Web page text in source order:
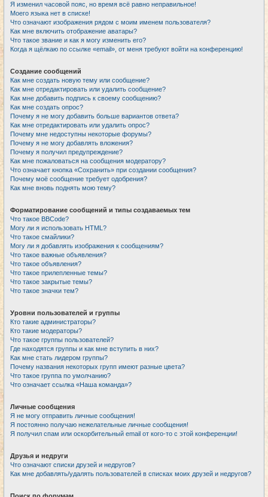
Я изменил часовой пояс, но время всё равно неправильное!
Моего языка нет в списке!
Что означают изображения рядом с моим именем пользователя?
Как мне включить отображение аватары?
Что такое звание и как я могу изменить его?
Когда я щёлкаю по ссылке «email», от меня требуют войти на конференцию!
Создание сообщений
Как мне создать новую тему или сообщение?
Как мне отредактировать или удалить сообщение?
Как мне добавить подпись к своему сообщению?
Как мне создать опрос?
Почему я не могу добавить больше вариантов ответа?
Как мне отредактировать или удалить опрос?
Почему мне недоступны некоторые форумы?
Почему я не могу добавлять вложения?
Почему я получил предупреждение?
Как мне пожаловаться на сообщения модератору?
Что означает кнопка «Сохранить» при создании сообщения?
Почему моё сообщение требует одобрения?
Как мне вновь поднять мою тему?
Форматирование сообщений и типы создаваемых тем
Что такое BBCode?
Могу ли я использовать HTML?
Что такое смайлики?
Могу ли я добавлять изображения к сообщениям?
Что такое важные объявления?
Что такое объявления?
Что такое прилепленные темы?
Что такое закрытые темы?
Что такое значки тем?
Уровни пользователей и группы
Кто такие администраторы?
Кто такие модераторы?
Что такое группы пользователей?
Где находятся группы и как мне вступить в них?
Как мне стать лидером группы?
Почему названия некоторых групп имеют разные цвета?
Что такое группа по умолчанию?
Что означает ссылка «Наша команда»?
Личные сообщения
Я не могу отправить личные сообщения!
Я постоянно получаю нежелательные личные сообщения!
Я получил спам или оскорбительный email от кого-то с этой конференции!
Друзья и недруги
Что означают списки друзей и недругов?
Как мне добавлять/удалять пользователей в списках моих друзей и недругов?